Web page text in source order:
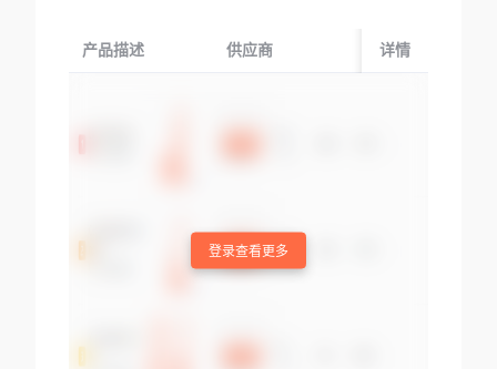
产品描述 供应商 起运国/地区
详情
登录查看更多